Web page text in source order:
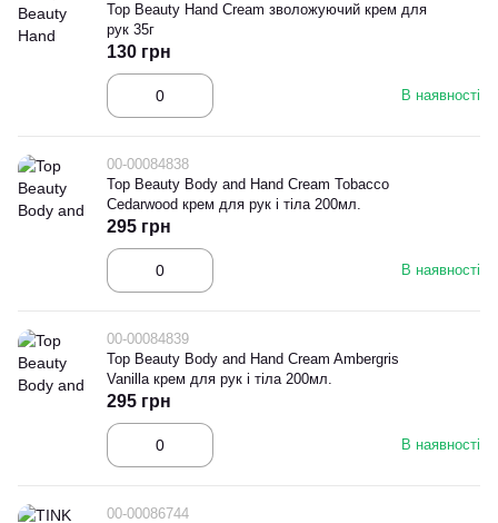
Top Beauty Hand Cream зволожуючий крем для
рук 35г
В наявності
130 грн
00-00084838
Top Beauty Body and Hand Cream Tobacco
Cedarwood крем для рук і тіла 200мл.
В наявності
295 грн
00-00084839
Top Beauty Body and Hand Cream Ambergris
Vanilla крем для рук і тіла 200мл.
В наявності
295 грн
00-00086744